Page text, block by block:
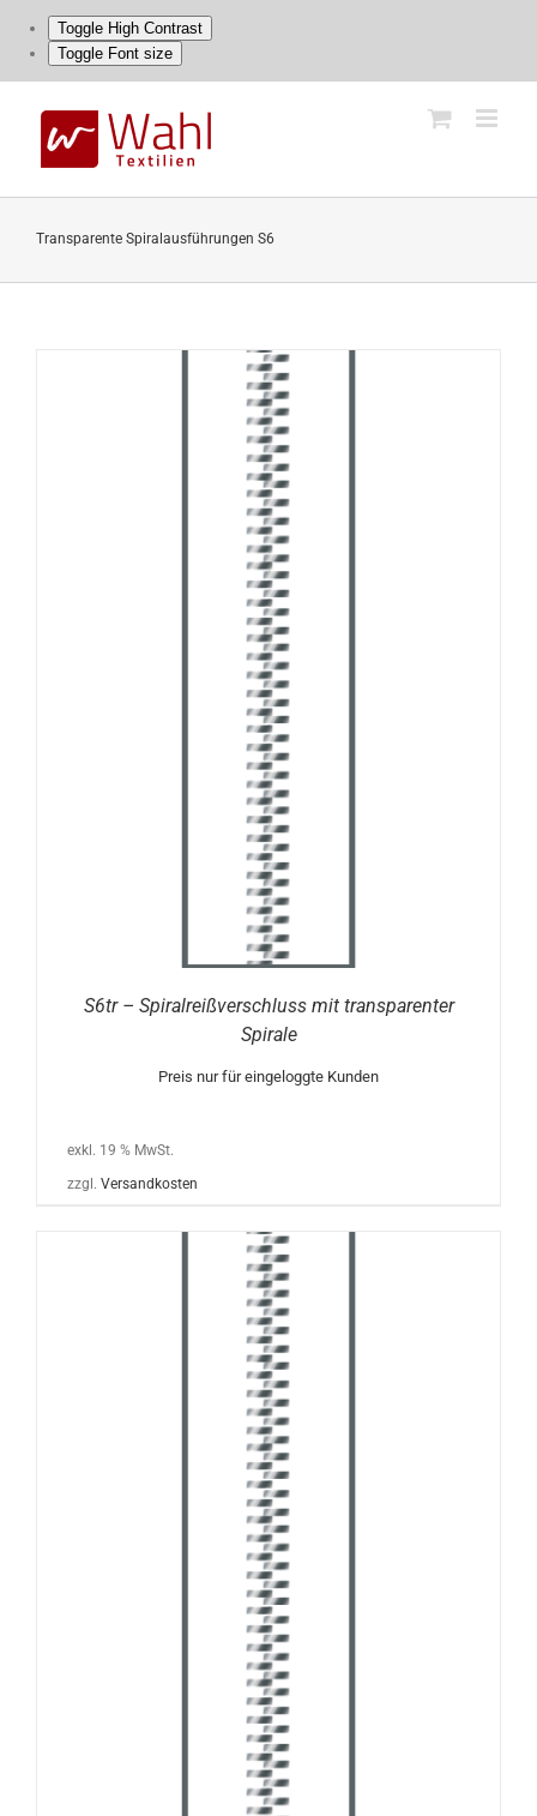
Toggle High Contrast
Toggle Font size
content
Transparente Spiralausführungen S6
S6tr – Spiralreißverschluss mit transparenter
Spirale
Preis nur für eingeloggte Kunden
exkl. 19 % MwSt.
zzgl. Versandkosten